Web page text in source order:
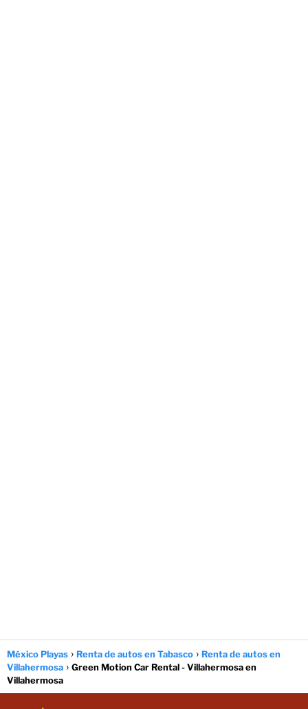
México Playas Renta de autos en Tabasco
Renta de autos en
Villahermosa
Green Motion Car Rental - Villahermosa en
Villahermosa